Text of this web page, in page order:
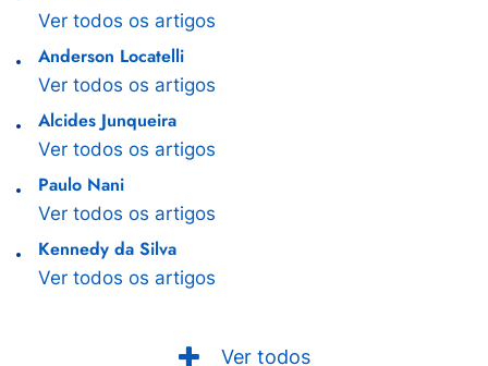
Ver todos os artigos
Anderson Locatelli
Ver todos os artigos
Alcides Junqueira
Ver todos os artigos
Paulo Nani
Ver todos os artigos
Kennedy da Silva
Ver todos os artigos
Ver todos